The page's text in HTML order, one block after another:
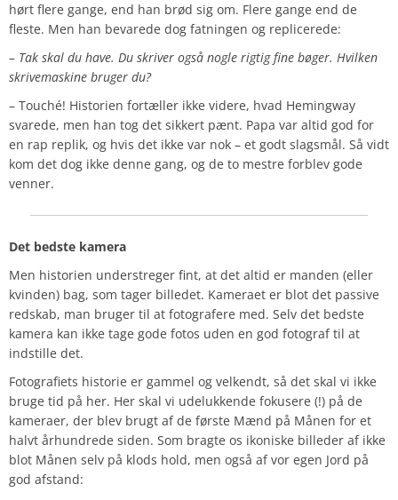
hørt flere gange, end han brød sig om. Flere gange end de
fleste. Men han bevarede dog fatningen og replicerede:
– Tak skal du have. Du skriver også nogle rigtig fine bøger. Hvilken
skrivemaskine bruger du?
– Touché! Historien fortæller ikke videre, hvad Hemingway
svarede, men han tog det sikkert pænt. Papa var altid god for
en rap replik, og hvis det ikke var nok – et godt slagsmål. Så vidt
kom det dog ikke denne gang, og de to mestre forblev gode
venner.
Det bedste kamera
Men historien understreger fint, at det altid er manden (eller
kvinden) bag, som tager billedet. Kameraet er blot det passive
redskab, man bruger til at fotografere med. Selv det bedste
kamera kan ikke tage gode fotos uden en god fotograf til at
indstille det.
Fotografiets historie er gammel og velkendt, så det skal vi ikke
bruge tid på her. Her skal vi udelukkende fokusere (!) på de
kameraer, der blev brugt af de første Mænd på Månen for et
halvt århundrede siden. Som bragte os ikoniske billeder af ikke
blot Månen selv på klods hold, men også af vor egen Jord på
god afstand: